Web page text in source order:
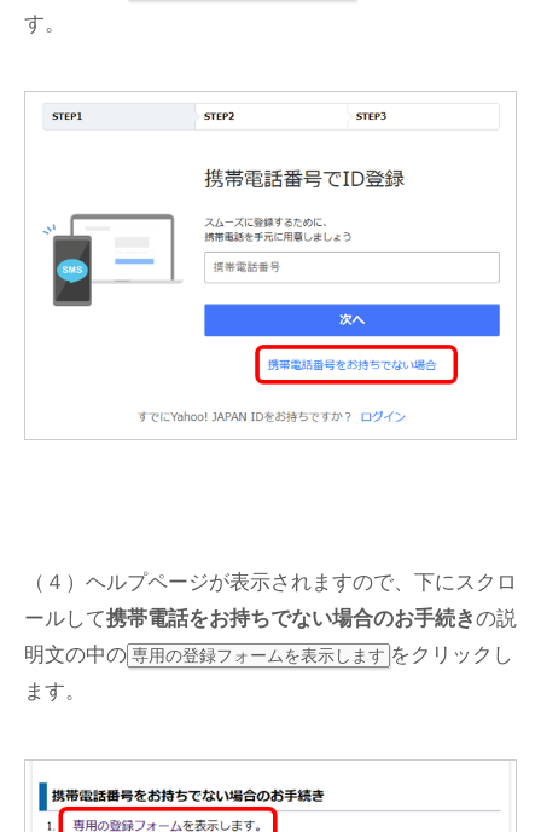
す。
（４）ヘルプページが表示されますので、下にスクロ
ールして携帯電話をお持ちでない場合のお手続きの説
明文の中の 専用の登録フォームを表示します をクリックし
ます。